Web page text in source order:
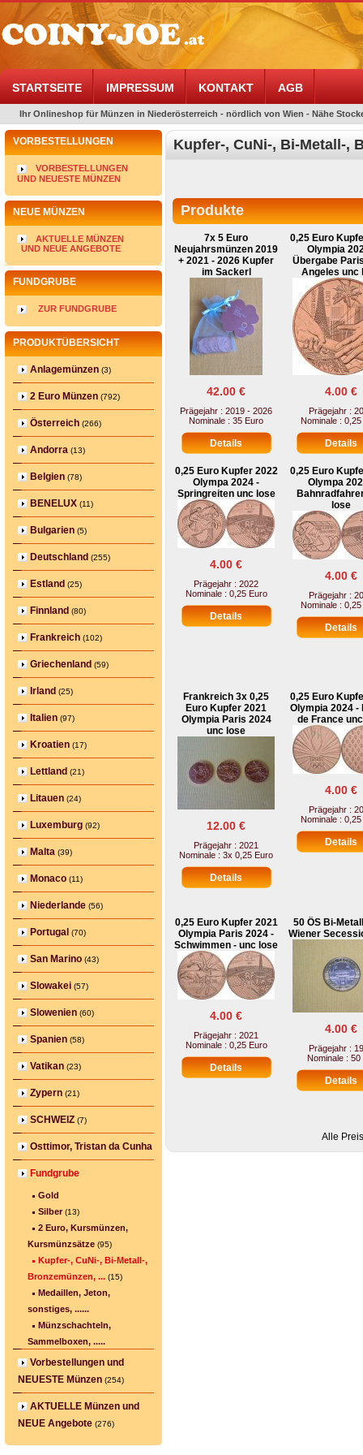
STARTSEITE IMPRESSUM KONTAKT AGB
Ihr Onlineshop für Münzen in Niederösterreich - nördlich von Wien - Nähe
VORBESTELLUNGEN
VORBESTELLUNGEN
UND NEUESTE MÜNZEN
NEUE MÜNZEN
AKTUELLE MÜNZEN
UND NEUE ANGEBOTE
FUNDGRUBE
ZUR FUNDGRUBE
PRODUKTÜBERSICHT
Anlagemünzen (3)
2 Euro Münzen (792)
Österreich (266)
Andorra (13)
Belgien (78)
BENELUX (11)
Bulgarien (5)
Deutschland (255)
Estland (25)
Finnland (80)
Frankreich (102)
Griechenland (59)
Irland (25)
Italien (97)
Kroatien (17)
Lettland (21)
Litauen (24)
Luxemburg (92)
Malta (39)
Monaco (11)
Niederlande (56)
Portugal (70)
San Marino (43)
Slowakei (57)
Slowenien (60)
Spanien (58)
Vatikan (23)
Zypern (21)
SCHWEIZ (7)
Osttimor, Tristan da Cunha
Fundgrube
Gold
Silber (13)
2 Euro, Kursmünzen,
Kursmünzsätze (95)
Kupfer-, CuNi-, Bi-Metall-,
Bronzemünzen, ... (15)
Medaillen, Jeton,
sonstiges, ......
Münzschachteln,
Sammelboxen, .....
Vorbestellungen und
NEUESTE Münzen (254)
AKTUELLE Münzen und
NEUE Angebote (276)
Kupfer-, CuNi-, Bi-Metall-,
Produkte
7x 5 Euro
Neujahrsmünzen 2019
+ 2021 - 2026 Kupfer
im Sackerl
42.00 €
Prägejahr : 2019 - 2026
Nominale : 35 Euro
0,25 Euro
Olympia
Übergabe
Angeles unc
4.00 €
Prägejahr :
Nominale :
0,25 Euro Kupfer 2022
Olympa 2024 -
Springreiten unc lose
4.00 €
Prägejahr : 2022
Nominale : 0,25 Euro
0,25 Euro
Olympa
lose
4.00 €
Prägejahr :
Nominale :
Frankreich 3x 0,25
Euro Kupfer 2021
Olympia Paris 2024
unc lose
12.00 €
Prägejahr : 2021
Nominale : 3x 0,25 Euro
0,25 Euro
Olympia 2024 -
de France
4.00 €
Prägejahr :
Nominale :
0,25 Euro Kupfer 2021
Olympia Paris 2024 -
Schwimmen - unc lose
4.00 €
Prägejahr : 2021
Nominale : 0,25 Euro
50 ÖS Bi-
Wiener
4.00 €
Prägejahr :
Nominale : 50
Alle